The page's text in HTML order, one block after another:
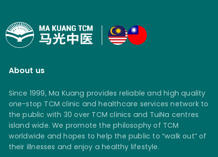
About us
Since 1999, Ma Kuang provides reliable and high quality
one-stop TCM clinic and healthcare services network to
the public with 30 over TCM clinics and TuiNa centres
island wide. We promote the philosophy of TCM
worldwide and hopes to help the public to “walk out” of
their illnesses and enjoy a healthy lifestyle.